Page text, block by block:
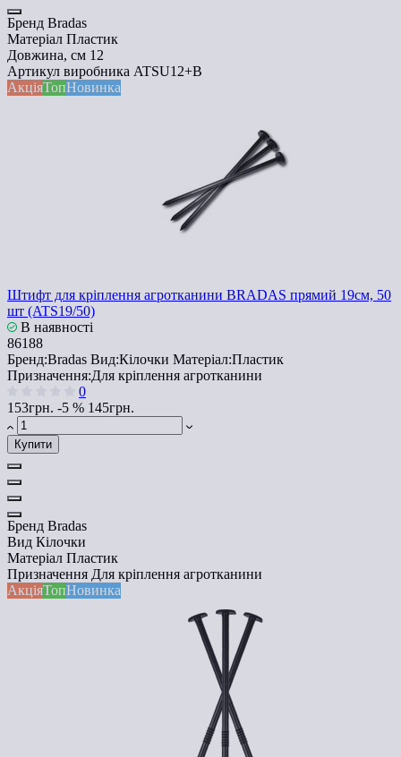
Бренд Bradas
Матеріал Пластик
Довжина, см 12
Артикул виробника ATSU12+B
АкціяТопНовинка
Штифт для кріплення агротканини BRADAS прямий 19см, 50
шт (ATS19/50)
В наявності
86188
Бренд:Bradas Вид:Кілочки Матеріал:Пластик
Призначення:Для кріплення агротканини
0
153грн. -5 % 145грн.
Купити
Бренд Bradas
Вид Кілочки
Матеріал Пластик
Призначення Для кріплення агротканини
АкціяТопНовинка